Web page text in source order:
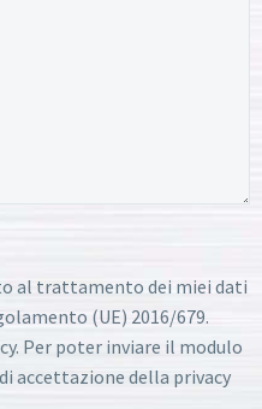
al trattamento dei miei dati
(UE) 2016/679.
Per poter inviare il modulo
accettazione della privacy